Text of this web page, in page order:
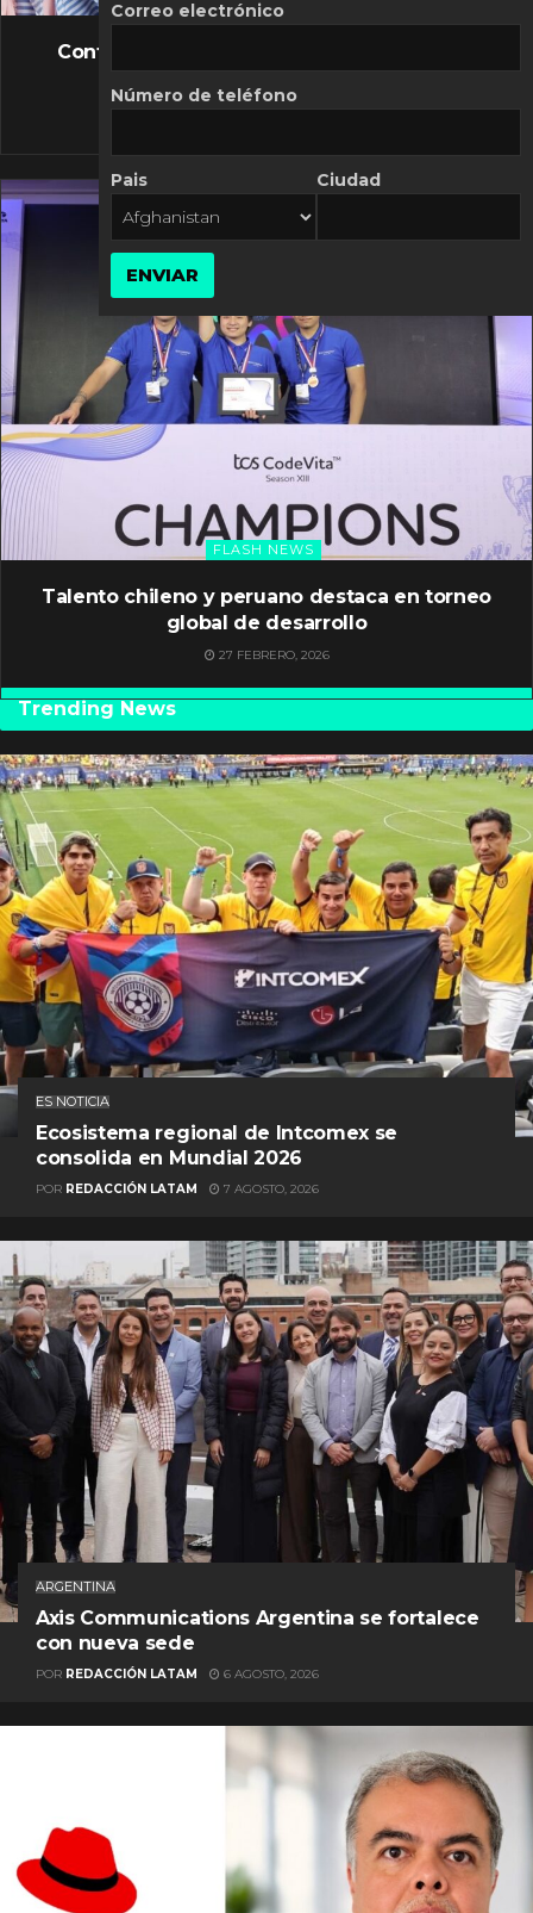
FLASH NEWS
Controversia de Mercado Libre por costos
10 MARZO, 2026
FLASH NEWS
Talento chileno y peruano destaca en torneo
global de desarrollo
27 FEBRERO, 2026
Trending News
ES NOTICIA
Ecosistema regional de Intcomex se
consolida en Mundial 2026
POR REDACCIÓN LATAM 7 AGOSTO, 2026
ARGENTINA
Axis Communications Argentina se fortalece
con nueva sede
POR REDACCIÓN LATAM 6 AGOSTO, 2026
Correo electrónico
Número de teléfono
Pais Ciudad
ENVIAR